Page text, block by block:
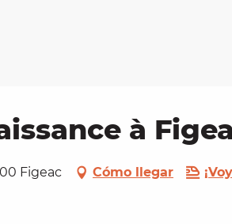
à
Figeac Cómo llegar